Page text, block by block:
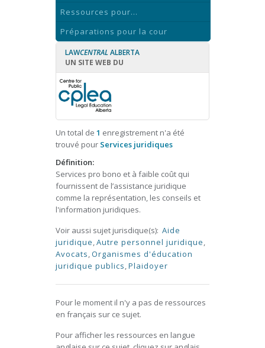
Ressources pour...
Préparations pour la cour
LAWCENTRAL ALBERTA
UN SITE WEB DU
Un total de 1 enregistrement n'a été
trouvé pour Services juridiques
Définition:
Services pro bono et à faible coût qui
fournissent de l’assistance juridique
comme la représentation, les conseils et
l'information juridiques.
Voir aussi sujet jurisdique(s): Aide
juridique,Autre personnel juridique,
Avocats,Organismes d'éducation
juridique publics,Plaidoyer
Pour le moment il n'y a pas de ressources
en français sur ce sujet.
Pour afficher les ressources en langue